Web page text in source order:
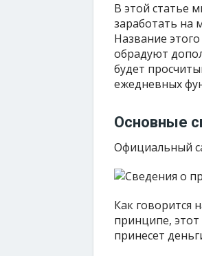
В этой статье
заработать на
Название
обрадуют
будет
ежедневных
Основные
Официальный
Как говорится
принципе, этот
принесет